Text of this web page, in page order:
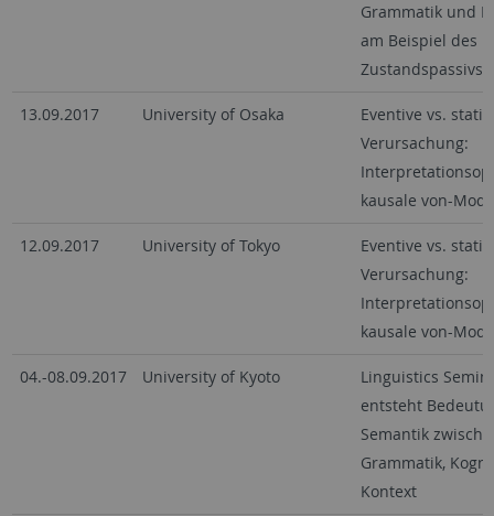
Grammatik und
am Beispiel des
Zustandspassivs
13.09.2017 University of Osaka
Eventive vs.
Verursachung:
kausale von-
12.09.2017 University of Tokyo
Eventive vs.
Verursachung:
kausale von-
04.-08.09.2017 University of Kyoto
Linguistics
entsteht
Semantik
Grammatik,
Kontext